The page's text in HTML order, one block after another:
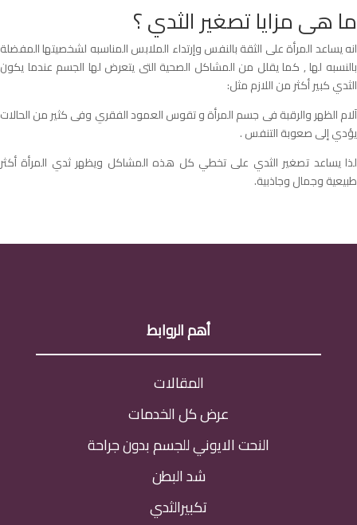
ما هى مزايا تصغير الثدي ؟
انه يساعد المرأة على الثقة بالنفس وإرتداء الملابس المناسبه لشخصيتها المفضلة
بالنسبه لها , كما يقلل من المشاكل الصحية التى يتعرض لها الجسم عندما يكون
الثدي كبير أكثر من اللازم مثل:
آلام الظهر والرقبة فى جسم المرأة و تقوس العمود الفقري وفى كثير من الحالات
يؤدي إلى صعوبة التنفس .
لذا يساعد تصغير الثدي على تخطي كل هذه المشاكل ويظهر ثدي المرأة أكثر
طبيعية وجمال وجاذبية.
أهم الروابط
المقالات
عرض كل الخدمات
النحت الايوني للجسم بدون جراحة
شد البطن
تكبيرالثدي